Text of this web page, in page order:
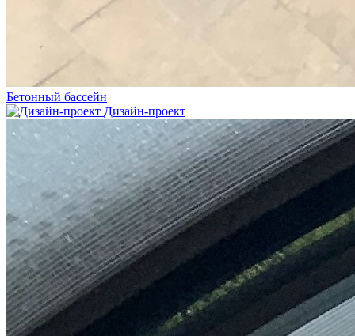
Бетонный бассейн
Дизайн-проект